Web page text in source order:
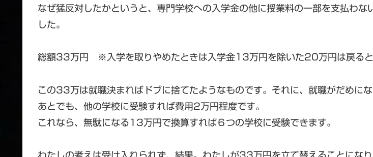
なぜ猛反対したかというと、専門学校への入学金の他に授業料の一部を支払わな
した。
総額33万円 ※入学を取りやめたときは入学金13万円を除いた20万円は戻ると
この33万は就職決まればドブに捨てたようなものです。それに、就職がだめに
あとでも、他の学校に受験すれば費用2万円程度です。
これなら、無駄になる13万円で換算すれば６つの学校に受験できます。
わたしの考えは受け入れられず、結果。わたしが33万円を立て替えることになり